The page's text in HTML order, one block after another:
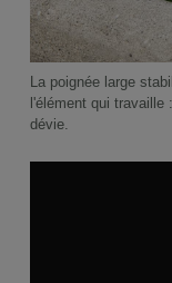
La poignée large
l'élément qui travaille
dévie.